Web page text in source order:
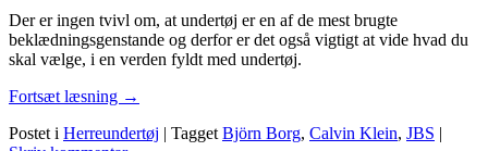
Der er ingen tvivl om, at undertøj er en af de mest brugte
beklædningsgenstande og derfor er det også vigtigt at vide hvad du
skal vælge, i en verden fyldt med undertøj.
Fortsæt læsning I
verden
→
Postet i Herreundertøj | Tagget Björn Borg, Calvin Klein, JBS |